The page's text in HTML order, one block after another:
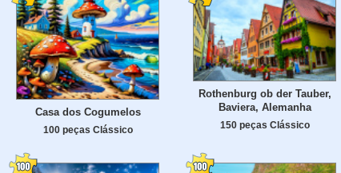
Casa dos Cogumelos
100 peças Clássico
Rothenburg ob der Tauber,
Baviera, Alemanha
150 peças Clássico